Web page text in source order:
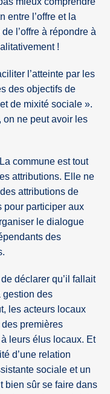
entre l’offre et la
l’offre à répondre à
!
l’atteinte par les
des objectifs de
de mixité sociale ».
on ne peut avoir les
commune est tout
attributions. Elle ne
attributions de
pour participer aux
le dialogue
des
déclarer qu’il fallait
gestion des
les acteurs locaux
premières
leurs élus locaux. Et
d’une relation
sociale et un
bien sûr se faire dans